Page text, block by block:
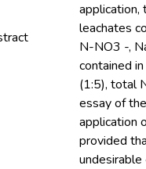
application,
leachates
N-NO3 -,
contained
(1:5), total
essay of
application
provided